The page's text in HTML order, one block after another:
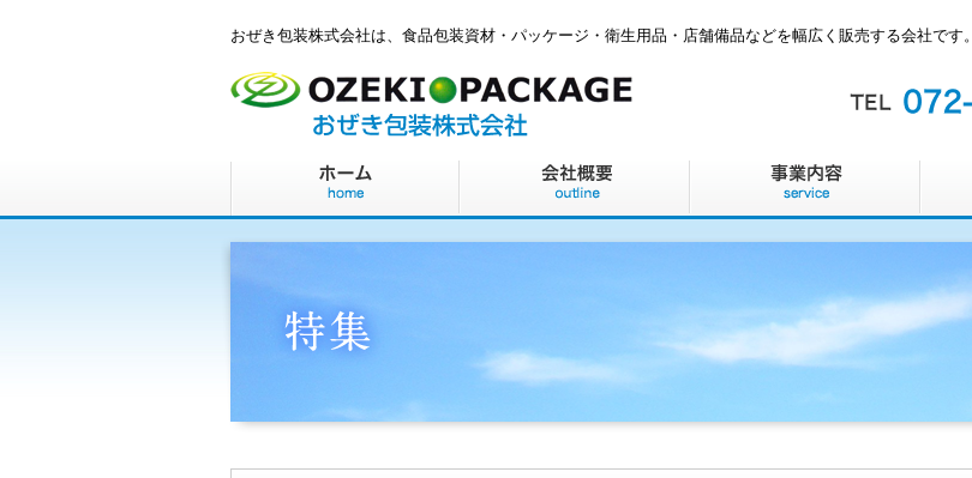
おぜき包装株式会社は、食品包装資材・パッケージ・衛生用品・店舗備品などを幅広く販売する会社です。